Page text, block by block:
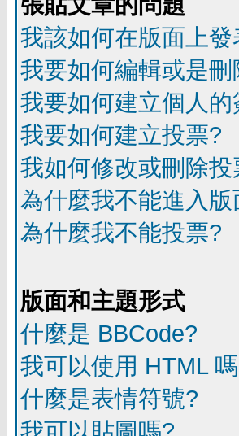
我該如何在版面上
我要如何編輯或是刪
我要如何建立個人的
我要如何建立投票?
我如何修改或刪除投
為什麼我不能進入版
為什麼我不能投票?
版面和主題形式
什麼是 BBCode?
我可以使用 HTML
什麼是表情符號?